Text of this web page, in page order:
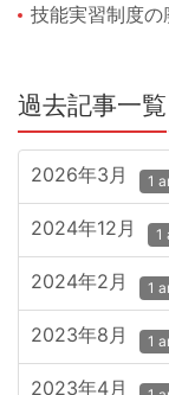
技能実習制度の
過去記事一覧
2026年3月 1
2024年12月 1
2024年2月 1
2023年8月 1
2023年4月